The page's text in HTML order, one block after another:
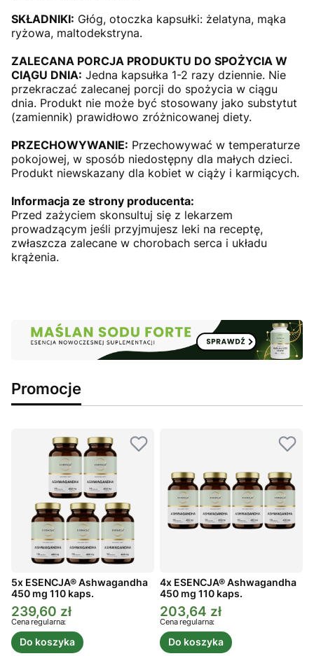
SKŁADNIKI: Głóg, otoczka kapsułki: żelatyna, mąka
ryżowa, maltodekstryna.
ZALECANA PORCJA PRODUKTU DO SPOŻYCIA W
CIĄGU DNIA: Jedna kapsułka 1-2 razy dziennie. Nie
przekraczać zalecanej porcji do spożycia w ciągu
dnia. Produkt nie może być stosowany jako substytut
(zamiennik) prawidłowo zróżnicowanej diety.
PRZECHOWYWANIE: Przechowywać w temperaturze
pokojowej, w sposób niedostępny dla małych dzieci.
Produkt niewskazany dla kobiet w ciąży i karmiących.
Informacja ze strony producenta:
Przed zażyciem skonsultuj się z lekarzem
prowadzącym jeśli przyjmujesz leki na receptę,
zwłaszcza zalecane w chorobach serca i układu
krążenia.
Promocje
5x ESENCJA® Ashwagandha
450 mg 110 kaps.
Cena promocyjna
239,60 zł
Cena regularna:
Do koszyka
4x ESENCJA® Ashwagandha
450 mg 110 kaps.
Cena promocyjna
203,64 zł
Cena regularna:
Do koszyka